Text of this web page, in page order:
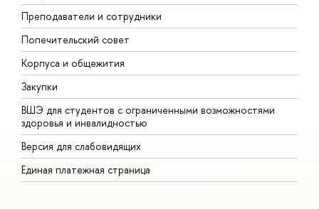
Преподаватели и сотрудники
Попечительский совет
Корпуса и общежития
Закупки
ВШЭ для студентов с ограниченными возможностями
здоровья и инвалидностью
Версия для слабовидящих
Единая платежная страница